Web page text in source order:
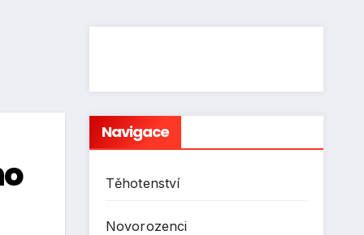
Navigace
Těhotenství
Novorozenci